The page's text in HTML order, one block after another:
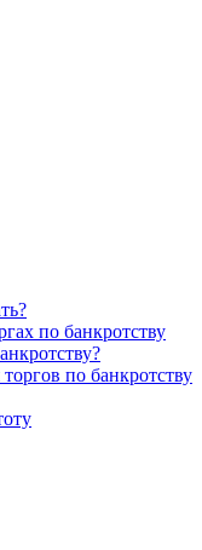
по банкротству
по банкротству